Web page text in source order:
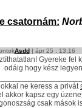
csatornám:
Asdd | ápr 25 : 13:16
Gyereke fel
odáig hogy kész
ne keress a privát
akkor kapsz egy
csak mások